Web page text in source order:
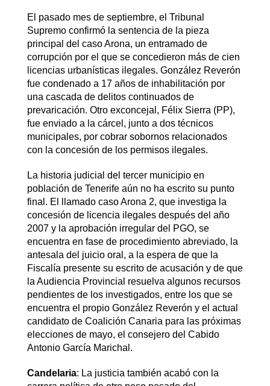
El pasado mes de septiembre, el Tribunal
Supremo confirmó la sentencia de la pieza
principal del caso Arona, un entramado de
corrupción por el que se concedieron más de cien
licencias urbanísticas ilegales. González Reverón
fue condenado a 17 años de inhabilitación por
una cascada de delitos continuados de
prevaricación. Otro exconcejal, Félix Sierra (PP),
fue enviado a la cárcel, junto a dos técnicos
municipales, por cobrar sobornos relacionados
con la concesión de los permisos ilegales.
La historia judicial del tercer municipio en
población de Tenerife aún no ha escrito su punto
final. El llamado caso Arona 2, que investiga la
concesión de licencia ilegales después del año
2007 y la aprobación irregular del PGO, se
encuentra en fase de procedimiento abreviado, la
antesala del juicio oral, a la espera de que la
Fiscalía presente su escrito de acusación y de que
la Audiencia Provincial resuelva algunos recursos
pendientes de los investigados, entre los que se
encuentra el propio González Reverón y el actual
candidato de Coalición Canaria para las próximas
elecciones de mayo, el consejero del Cabido
Antonio García Marichal.
Candelaria: La justicia también acabó con la